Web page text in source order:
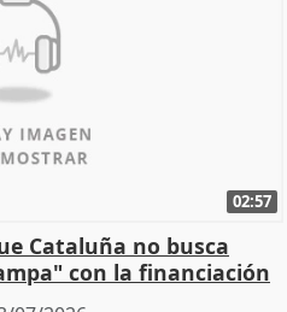
02:57
Cataluña no busca
con la financiación